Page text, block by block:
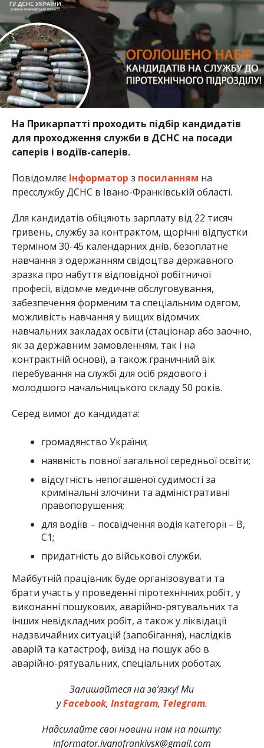
На Прикарпатті проходить підбір кандидатів
для проходження служби в ДСНС на посади
саперів і водіїв-саперів.
Повідомляє Інформатор з посиланням на
пресслужбу ДСНС в Івано-Франківській області.
Для кандидатів обіцяють зарплату від 22 тисяч
гривень, службу за контрактом, щорічні відпустки
терміном 30-45 календарних днів, безоплатне
навчання з одержанням свідоцтва державного
зразка про набуття відповідної робітничої
професії, відомче медичне обслуговування,
забезпечення форменим та спеціальним одягом,
можливість навчання у вищих відомчих
навчальних закладах освіти (стаціонар або заочно,
як за державним замовленням, так і на
контрактній основі), а також граничний вік
перебування на службі для осіб рядового і
молодшого начальницького складу 50 років.
Серед вимог до кандидата:
громадянство України;
наявність повної загальної середньої освіти;
відсутність непогашеної судимості за
кримінальні злочини та адміністративні
правопорушення;
для водіїв – посвідчення водія категорії – В,
С1;
придатність до військової служби.
Майбутній працівник буде організовувати та
брати участь у проведенні піротехнічних робіт, у
виконанні пошукових, аварійно-рятувальних та
інших невідкладних робіт, а також у ліквідації
надзвичайних ситуацій (запобігання), наслідків
аварій та катастроф, виїзд на пошук або в
аварійно-рятувальних, спеціальних роботах.
Залишайтеся на зв’язку! Ми
уFacebook, Instagram, Telegram.
Надсилайте свої новини нам на пошту:
informator.ivanofrankivsk@gmail.com